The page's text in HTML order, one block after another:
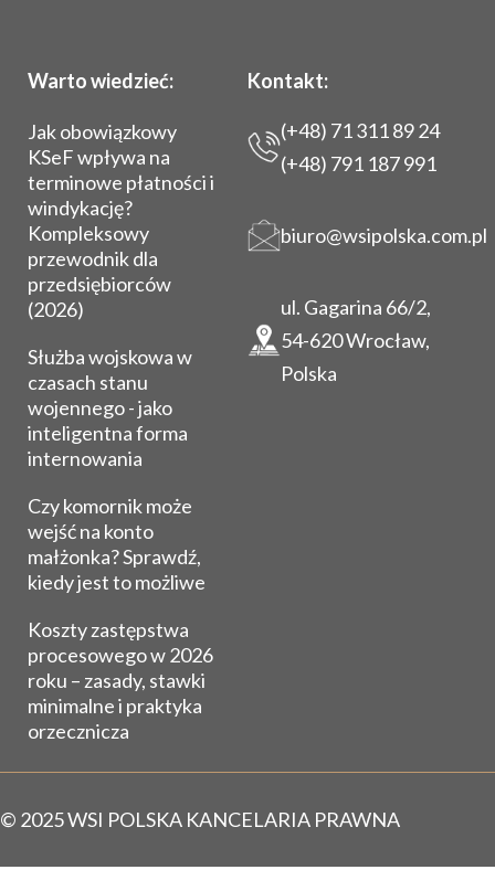
Warto wiedzieć:
Jak obowiązkowy
KSeF wpływa na
terminowe płatności i
windykację?
Kompleksowy
przewodnik dla
przedsiębiorców
(2026)
Służba wojskowa w
czasach stanu
wojennego - jako
inteligentna forma
internowania
Czy komornik może
wejść na konto
małżonka? Sprawdź,
kiedy jest to możliwe
Koszty zastępstwa
procesowego w 2026
roku – zasady, stawki
minimalne i praktyka
orzecznicza
Kontakt:
(+48) 71 311 89 24
(+48) 791 187 991
biuro@wsipolska.com.pl
ul. Gagarina 66/2,
54-620 Wrocław,
Polska
© 2025 WSI POLSKA KANCELARIA PRAWNA